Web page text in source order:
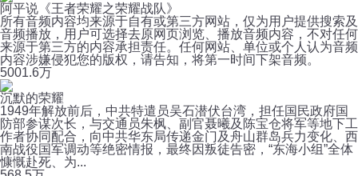
阿平说《王者荣耀之荣耀战队》
所有音频内容均来源于自有或第三方网站，仅为用户提供搜索及
音频播放，用户可选择去原网页浏览、播放音频内容，不对任何
来源于第三方的内容承担责任。任何网站、单位或个人认为音频
内容涉嫌侵犯您的版权，请告知，将第一时间下架音频。
5001.6万
沉默的荣耀
1949年解放前后，中共特遣员吴石潜伏台湾，担任国民政府国
防部参谋次长，与交通员朱枫、副官聂曦及陈宝仓将军等地下工
作者协同配合，向中共华东局传递金门及舟山群岛兵力变化、西
南战役国军调动等绝密情报，最终因叛徒告密，“东海小组”全体
慷慨赴死、为...